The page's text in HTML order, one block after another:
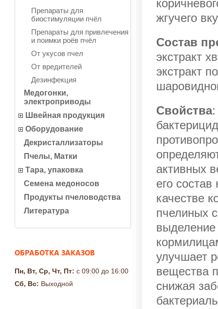
Препараты для
биостимуляции пчёл
Препараты для привлечения
и поимки роёв пчёл
От укусов пчел
От вредителей
Дезинфекция
Медогонки,
электроприводы
Швейная продукция
Оборудование
Декристаллизаторы
Пчелы, Матки
Тара, упаковка
Семена медоносов
Продукты пчеловодства
Литература
ОБРАБОТКА ЗАКАЗОВ
Пн, Вт, Ср, Чт, Пт: с 09:00 до 16:00
Сб, Вс: Выходной
жгучего
Состав
экстракт
экстракт
Свойства:
активных
его
качестве
пчелиных
выделение
улучшает
вещества
снижая